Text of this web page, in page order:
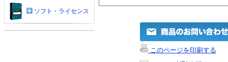
このページを印刷する
ソフト・ライセンス